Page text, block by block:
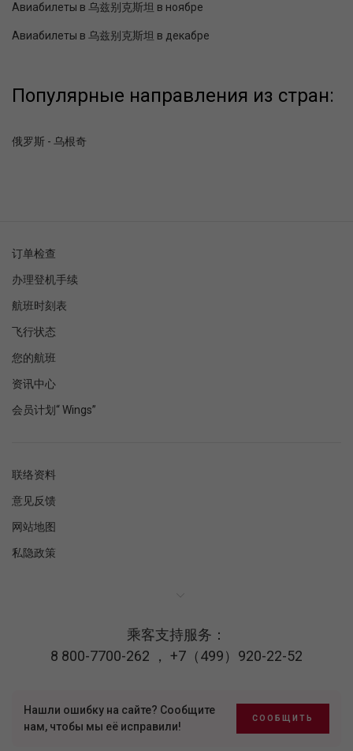
Авиабилеты в 乌兹别克斯坦 в ноябре
Авиабилеты в 乌兹别克斯坦 в декабре
Популярные направления из стран:
俄罗斯 - 乌根奇
订单检查
办理登机手续
航班时刻表
飞行状态
您的航班
资讯中心
会员计划“ Wings”
联络资料
意见反馈
网站地图
私隐政策
乘客支持服务：
8 800-7700-262 ， +7（499）920-22-52
Нашли ошибку на сайте? Сообщите
нам, чтобы мы её исправили!
СООБЩИТЬ